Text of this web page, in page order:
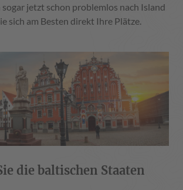
jetzt schon problemlos nach Island
sich am Besten direkt Ihre Plätze.
die baltischen Staaten